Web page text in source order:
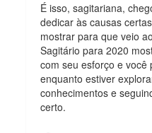
É isso, sagitariana,
dedicar às causas
mostrar para que veio
Sagitário para 2020
com seu esforço e
enquanto estiver
conhecimentos e
certo.